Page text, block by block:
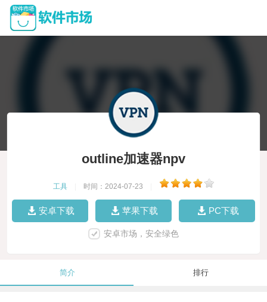
outline加速器npv
工具 时间：2024-07-23
安卓下载 苹果下载 PC下载
安卓市场，安全绿色
简介 排行